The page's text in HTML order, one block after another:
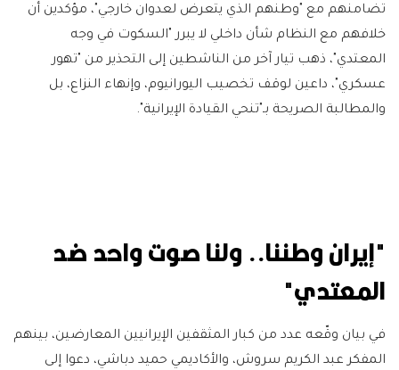
تضامنهم مع "وطنهم الذي يتعرض لعدوان خارجي"، مؤكدين أن
خلافهم مع النظام شأن داخلي لا يبرر "السكوت في وجه
المعتدي"، ذهب تيار آخر من الناشطين إلى التحذير من "تهور
عسكري"، داعين لوقف تخصيب اليورانيوم، وإنهاء النزاع، بل
والمطالبة الصريحة بـ"تنحي القيادة الإيرانية".
"إيران وطننا.. ولنا صوت واحد ضد
المعتدي"
في بيان وقّعه عدد من كبار المثقفين الإيرانيين المعارضين، بينهم
المفكر عبد الكريم سروش، والأكاديمي حميد دباشي، دعوا إلى